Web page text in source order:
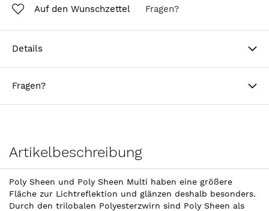
Auf den Wunschzettel Fragen?
Details
Fragen?
Artikelbeschreibung
Poly Sheen und Poly Sheen Multi haben eine größere
Fläche zur Lichtreflektion und glänzen deshalb besonders.
Durch den trilobalen Polyesterzwirn sind Poly Sheen als